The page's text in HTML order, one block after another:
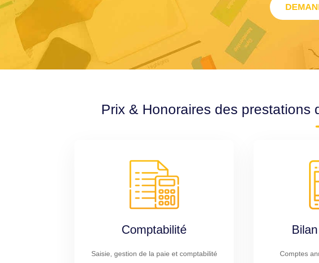
Prix & Honoraires des prestations
Comptabilité
Saisie, gestion de la paie et comptabilité
Comptes